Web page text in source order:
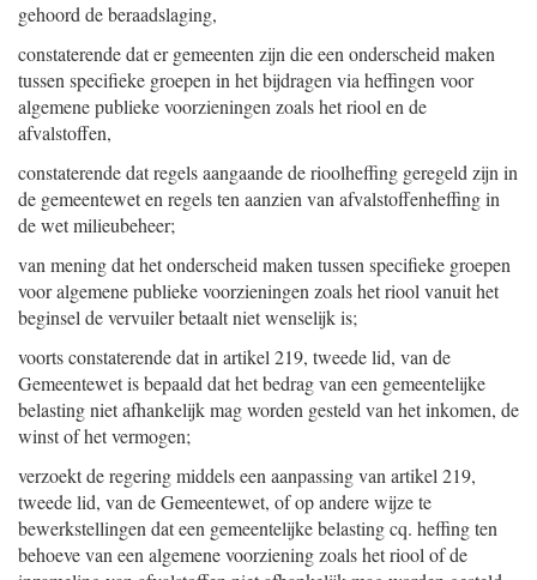
gehoord de beraadslaging,
constaterende dat er gemeenten zijn die een onderscheid maken
tussen specifieke groepen in het bijdragen via heffingen voor
algemene publieke voorzieningen zoals het riool en de
afvalstoffen,
constaterende dat regels aangaande de rioolheffing geregeld zijn in
de gemeentewet en regels ten aanzien van afvalstoffenheffing in
de wet milieubeheer;
van mening dat het onderscheid maken tussen specifieke groepen
voor algemene publieke voorzieningen zoals het riool vanuit het
beginsel de vervuiler betaalt niet wenselijk is;
voorts constaterende dat in artikel 219, tweede lid, van de
Gemeentewet is bepaald dat het bedrag van een gemeentelijke
belasting niet afhankelijk mag worden gesteld van het inkomen, de
winst of het vermogen;
verzoekt de regering middels een aanpassing van artikel 219,
tweede lid, van de Gemeentewet, of op andere wijze te
bewerkstellingen dat een gemeentelijke belasting cq. heffing ten
behoeve van een algemene voorziening zoals het riool of de